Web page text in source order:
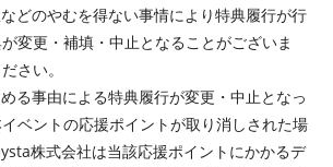
どのやむを得ない事情により特典履行が行
変更・補填・中止となることがございま
さい。
る事由による特典履行が変更・中止となっ
ベントの応援ポイントが取り消しされた場
株式会社は当該応援ポイントにかかるデ